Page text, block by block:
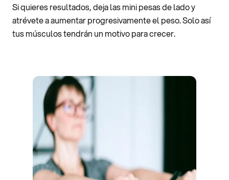
Si quieres resultados, deja las mini pesas de lado y
atrévete a aumentar progresivamente el peso. Solo así
tus músculos tendrán un motivo para crecer.